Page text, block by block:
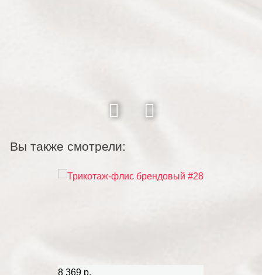
Вы также смотрели:
8 369 р.